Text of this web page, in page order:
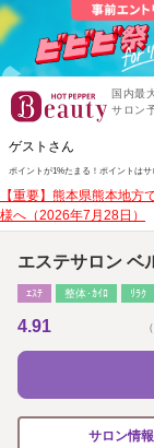
国内最
サロン
ゲストさん
ポイントが1%たまる！ ポイントはサ
【重要】熊本県熊本地
様へ（2026年7月28日）
エステサロン ベ
ｴｽﾃ 整体･ｶｲﾛ ﾘﾗｸ
4.91
サロン情報